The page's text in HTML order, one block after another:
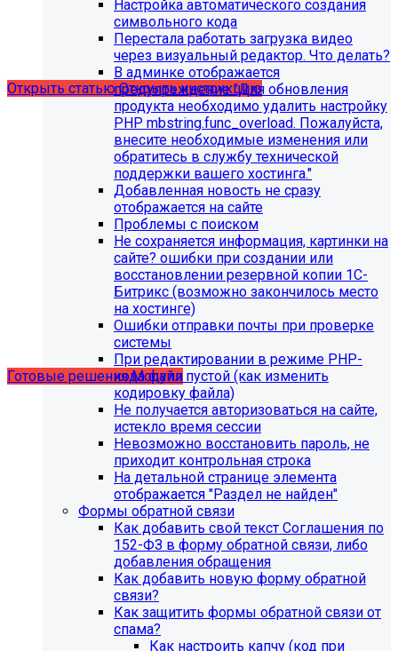
PHP версии ниже 8.0. Рекомендуемая
версия PHP - 8.1 и выше
Открыть статьюОткрыть инструкцию
Учебные курсы
по работе с готовыми решениями и модулями
размещены в разделе "Учебные курсы"
Готовые решенияМодули
Инструкция по удалению ссылок на
Настройка автоматического создания
символьного кода
Перестала работать загрузка видео
через визуальный редактор. Что делать?
В админке отображается
предупреждение "Для обновления
продукта необходимо удалить настройку
PHP mbstring.func_overload. Пожалуйста,
внесите необходимые изменения или
обратитесь в службу технической
поддержки вашего хостинга."
Добавленная новость не сразу
отображается на сайте
Проблемы с поиском
Не сохраняется информация, картинки на
сайте? ошибки при создании или
восстановлении резервной копии 1С-
Битрикс (возможно закончилось место
на хостинге)
Ошибки отправки почты при проверке
системы
При редактировании в режиме PHP-
кода файл пустой (как изменить
кодировку файла)
Не получается авторизоваться на сайте,
истекло время сессии
Невозможно восстановить пароль, не
приходит контрольная строка
На детальной странице элемента
отображается "Раздел не найден"
Формы обратной связи
Как добавить свой текст Соглашения по
152-ФЗ в форму обратной связи, либо
добавления обращения
Как добавить новую форму обратной
связи?
Как защитить формы обратной связи от
спама?
Как настроить капчу (код при